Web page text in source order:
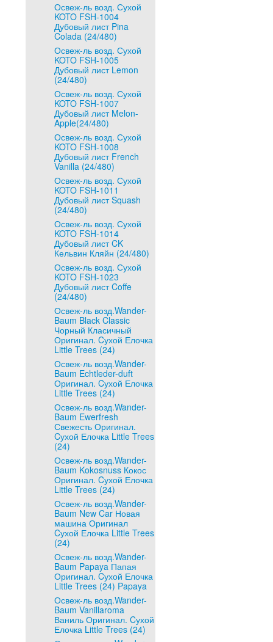
Освеж-ль возд. Сухой
KOTO FSH-1004
Дубовый лист Pina
Colada (24/480)
Освеж-ль возд. Сухой
KOTO FSH-1005
Дубовый лист Lemon
(24/480)
Освеж-ль возд. Сухой
KOTO FSH-1007
Дубовый лист Melon-
Apple(24/480)
Освеж-ль возд. Сухой
KOTO FSH-1008
Дубовый лист French
Vanilla (24/480)
Освеж-ль возд. Сухой
KOTO FSH-1011
Дубовый лист Squash
(24/480)
Освеж-ль возд. Сухой
KOTO FSH-1014
Дубовый лист CK
Кельвин Кляйн (24/480)
Освеж-ль возд. Сухой
KOTO FSH-1023
Дубовый лист Coffe
(24/480)
Освеж-ль возд.Wander-
Baum Black Classic
Чорный Класичный
Оригинал. Cухой Елочка
Little Trees (24)
Освеж-ль возд.Wander-
Baum Echtleder-duft
Оригинал. Cухой Елочка
Little Trees (24)
Освеж-ль возд.Wander-
Baum Ewerfresh
Свежесть Оригинал.
Cухой Елочка Little Trees
(24)
Освеж-ль возд.Wander-
Baum Kokosnuss Кокос
Оригинал. Cухой Елочка
Little Trees (24)
Освеж-ль возд.Wander-
Baum New Car Новая
машина Оригинал
Cухой Елочка Little Trees
(24)
Освеж-ль возд.Wander-
Baum Papaya Папая
Оригинал. Cухой Елочка
Little Trees (24) Papaya
Освеж-ль возд.Wander-
Baum Vanillaroma
Ваниль Оригинал. Cухой
Елочка Little Trees (24)